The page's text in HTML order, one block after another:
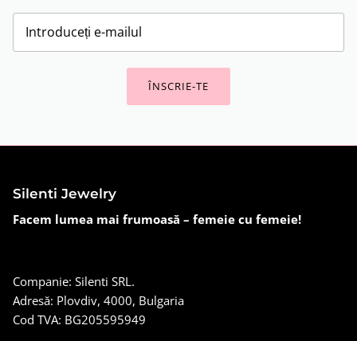
ÎNSCRIE-TE
Silenti Jewelry
Facem lumea mai frumoasă – femeie cu femeie!
Companie: Silenti SRL.
Adresă: Plovdiv, 4000, Bulgaria
Cod TVA: BG205595949